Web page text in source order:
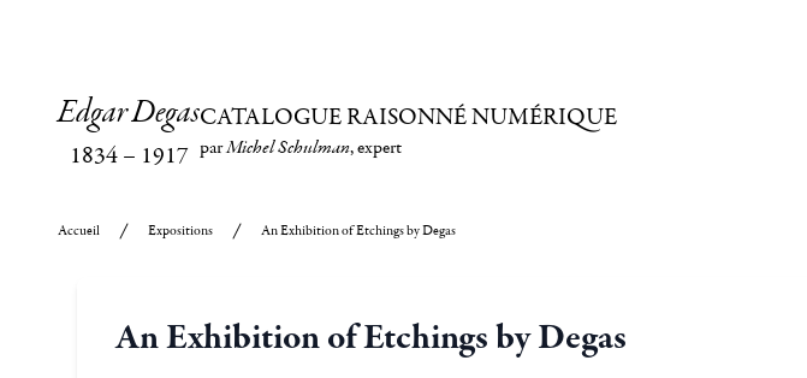
Edgar Degas
1834– 1917
CATALOGUE RAISONNÉ NUMÉRIQUE
parMichel Schulman, expert
Accueil Expositions An Exhibition of Etchings by Degas
An Exhibition of Etchings by Degas